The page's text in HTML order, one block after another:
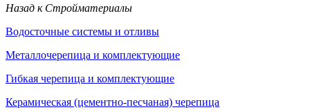
Назад к Стройматериалы
Водосточные системы и отливы
Металлочерепица и комплектующие
Гибкая черепица и комплектующие
Керамическая (цементно-песчаная) черепица